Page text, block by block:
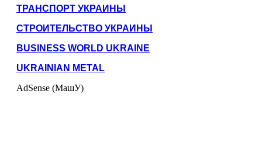
ТРАНСПОРТ УКРАИНЫ
СТРОИТЕЛЬСТВО УКРАИНЫ
BUSINESS WORLD UKRAINE
UKRAINIAN METAL
AdSense (МашУ)